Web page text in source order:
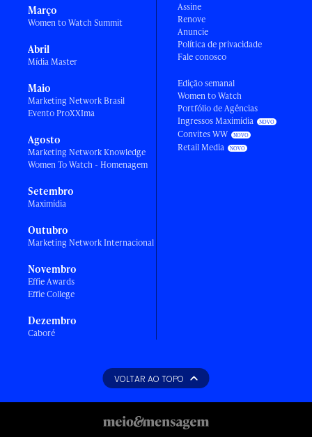
Março
Women to Watch Summit
Abril
Mídia Master
Maio
Marketing Network Brasil
Evento ProXXIma
Agosto
Marketing Network Knowledge
Women To Watch - Homenagem
Setembro
Maximídia
Outubro
Marketing Network Internacional
Novembro
Effie Awards
Effie College
Dezembro
Caboré
Assine
Renove
Anuncie
Política de privacidade
Fale conosco
Edição semanal
Women to Watch
Portfólio de Agências
Ingressos Maximídia
Convites WW
Retail Media
VOLTAR AO TOPO